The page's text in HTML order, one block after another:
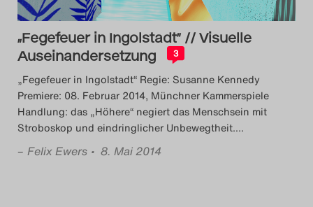
Das Theatertreffen-Blog
2019
Das Theatertreffen-Blog
2020
Das Theatertreffen-Blog
2021
„Fegefeuer in Ingolstadt” // Visuelle
Auseinandersetzung
3
„Fegefeuer in Ingolstadt“ Regie: Susanne Kennedy
Premiere: 08. Februar 2014, Münchner Kammerspiele
Handlung: das „Höhere“ negiert das Menschsein mit
Stroboskop und eindringlicher Unbewegtheit.…
– Felix Ewers • 8. Mai 2014